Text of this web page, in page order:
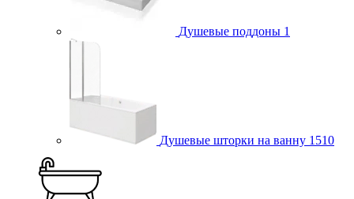
Душевые поддоны 1
Душевые шторки на ванну 1510